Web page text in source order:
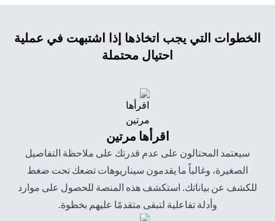
الخطوات التي يجب اتخاذها إذا اشتبهت في عملية
احتيال محتملة
اقرأها مرتين
سيعتمد المحتالون على عدم قدرتك على ملاحظة التفاصيل
الصغيرة، وغالباً ما يقدمون سيناريوهات تضعك تحت ضغط
للكشف عن بياناتك. استكشف هذه المنصة للحصول على موارد
وأدلة تفاعلية لتبقى متقدمًا عليهم بخطوة.